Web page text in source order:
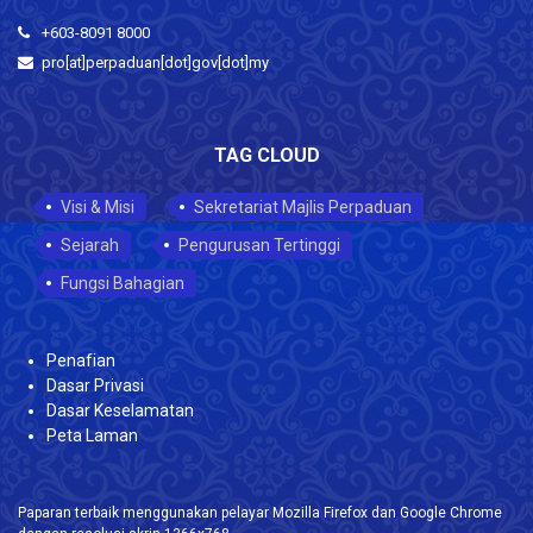
+603-8091 8000
pro[at]perpaduan[dot]gov[dot]my
TAG CLOUD
Visi & Misi
Sekretariat Majlis Perpaduan
Sejarah
Pengurusan Tertinggi
Fungsi Bahagian
Penafian
Dasar Privasi
Dasar Keselamatan
Peta Laman
Paparan terbaik menggunakan pelayar Mozilla Firefox dan Google Chrome